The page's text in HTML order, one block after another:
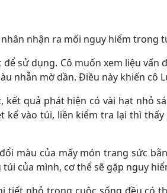
nhận ra mối nguy hiểm trong
sử dụng. Cô muốn xem liệu
nhẫn mờ dần. Điều này khiến cô
quả phát hiện có vài hạt nhỏ
vào túi, liền kiểm tra lại thì
màu của mấy món trang sức
của mình, cơ thể sẽ gặp nguy